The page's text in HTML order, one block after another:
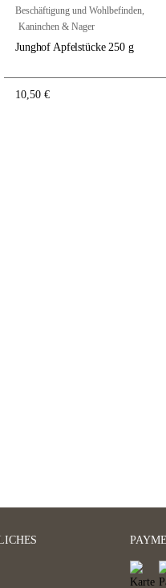
Beschäftigung und Wohlbefinden
Kaninchen & Nager
Junghof Apfelstücke 250 g
10,50€